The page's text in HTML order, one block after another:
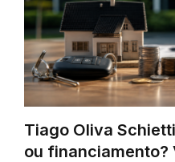
Tiago Oliva
ou financiamento?